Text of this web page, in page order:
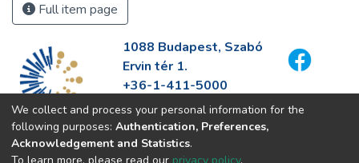
Full item page
1088 Budapest, Szabó
Ervin tér 1.
+36-1-411-5000
info@fszek.hu
https://fszek.hu
We collect and process your personal information for the
following purposes: Authentication, Preferences,
Acknowledgement and Statistics.